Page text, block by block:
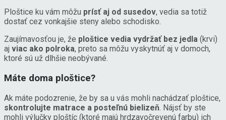
Ploštice ku vám môžu prísť aj od susedov, vedia sa totiž
dostať cez vonkajšie steny alebo schodisko.
Zaujímavosťou je, že ploštice vedia vydržať bez jedla (krvi)
aj viac ako polroka, preto sa môžu vyskytnúť aj v domoch,
ktoré sú už dlhšie neobývané.
Máte doma ploštice?
Ak máte podozrenie, že by sa u vás mohli nachádzať ploštice,
skontrolujte matrace a posteľnú bielizeň . Nájsť by ste
mohli výlučky ploštíc (ktoré majú hrdzavočrevenú farbu) ich